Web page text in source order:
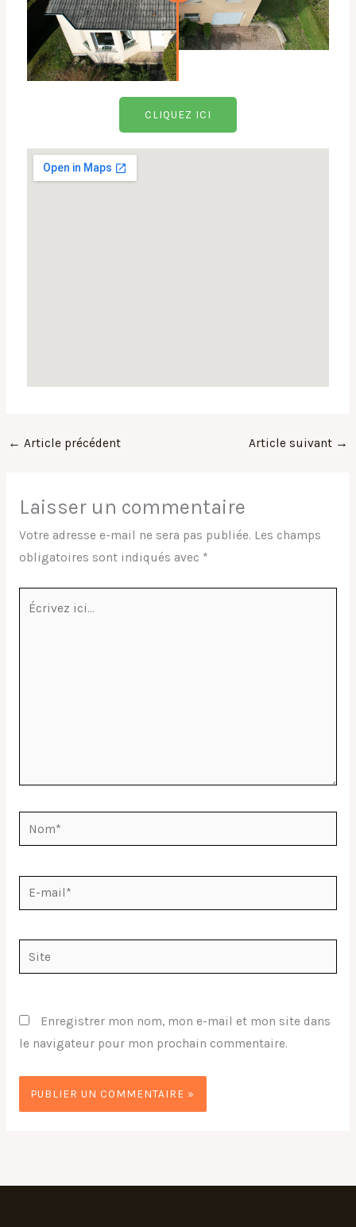
CLIQUEZ ICI
← Article précédent Article suivant →
Laisser un commentaire
Votre adresse e-mail ne sera pas publiée. Les champs
obligatoires sont indiqués avec *
Écrivez
Nom*
E-
mail*
Site
Enregistrer mon nom, mon e-mail et mon site dans
le navigateur pour mon prochain commentaire.